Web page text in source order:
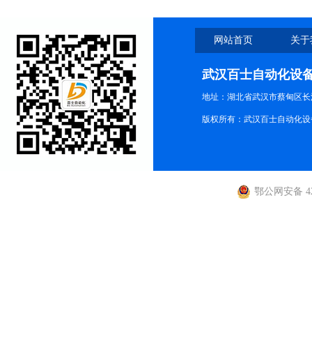
网站首页 关
武汉百士自动化设
地址：湖北省武汉市蔡甸区
版权所有：武汉百士自动化
鄂公网安备